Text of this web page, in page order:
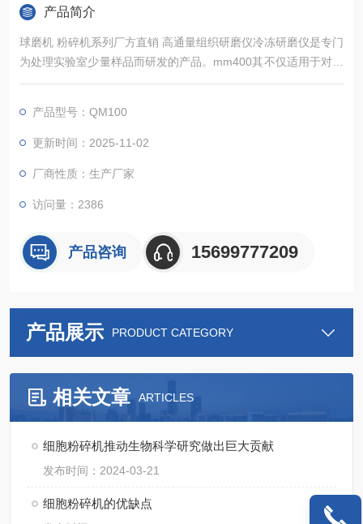
产品简介
球磨机 粉碎机系列厂方直销 高通量组织研磨仪冷冻研磨仪是专门
为处理实验室少量样品而研发的产品。mm400其不仅适用于对硬
性、中硬性和脆性样品的细粉碎和精细研磨，还适用于软性、弹
织、骨头、头发、化学品、药品、矿物、矿石、合金、玻璃、陶
瓷、土壤、污泥、谷物颗粒、塑料、纺织品在内的诸多材料。
产品型号：QM100
更新时间：2025-11-02
厂商性质：生产厂家
访问量：2386
产品咨询 15699777209
产品展示 PRODUCT CATEGORY
相关文章 ARTICLES
细胞粉碎机推动生物科学研究做出巨大贡献
发布时间：2024-03-21
细胞粉碎机的优缺点